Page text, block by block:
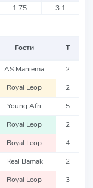
1.75 3.1
Гости Т
AS Maniema 2
Royal Leop 2
Young Afri 5
Royal Leop 2
Royal Leop 4
Real Bamak 2
Royal Leop 3